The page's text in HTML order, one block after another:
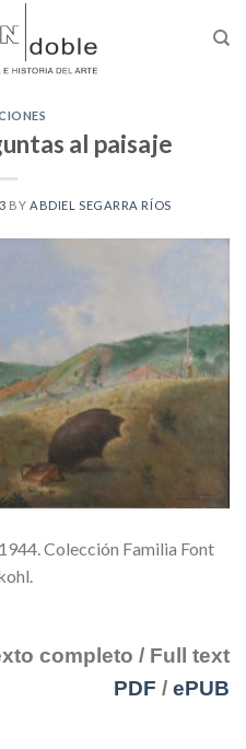
al paisaje
BY ABDIEL SEGARRA RÍOS
Colección Familia Font
completo / Full text
PDF / ePUB